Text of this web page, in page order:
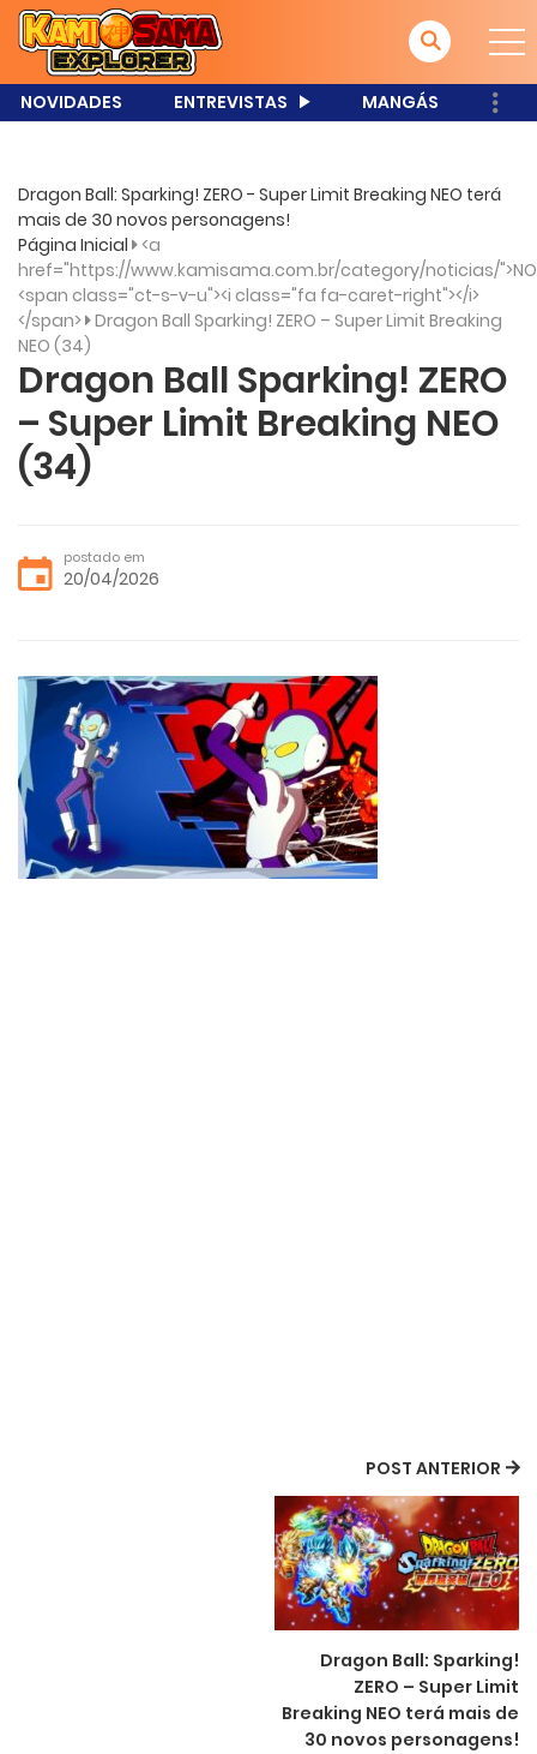
NOVIDADES ENTREVISTAS MANGÁS
Dragon Ball: Sparking! ZERO - Super Limit Breaking NEO terá
mais de 30 novos personagens!
Página Inicial <a
href="https://www.kamisama.com.br/category/noticias/
<span class="ct-s-v-u"><i class="fa fa-caret-right"></i>
</span> Dragon Ball Sparking! ZERO – Super Limit Breaking
NEO (34)
Dragon Ball Sparking! ZERO
– Super Limit Breaking NEO
(34)
postado em
20/04/2026
POST ANTERIOR
Dragon Ball: Sparking!
ZERO – Super Limit
Breaking NEO terá mais de
30 novos personagens!